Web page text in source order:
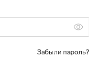
Забыли пароль?